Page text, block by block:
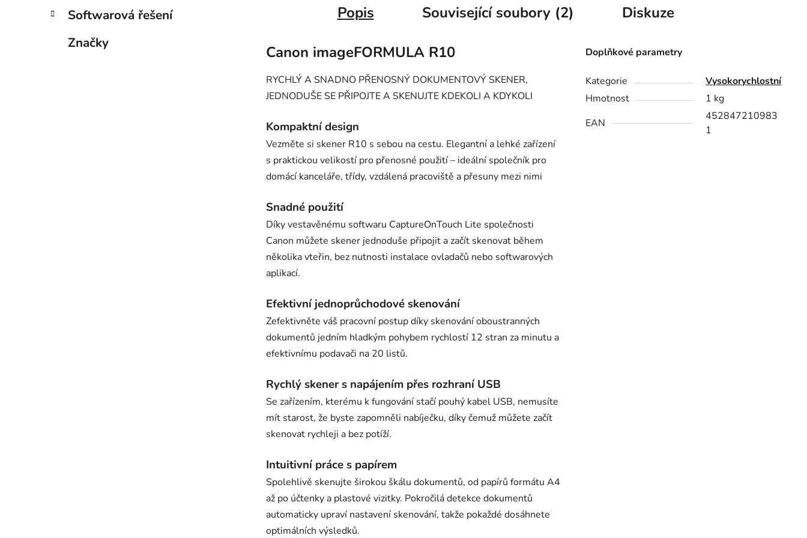
Softwarová řešení
Značky
Popis Související soubory (2) Diskuze
Canon imageFORMULA R10
RYCHLÝ A SNADNO PŘENOSNÝ DOKUMENTOVÝ SKENER,
JEDNODUŠE SE PŘIPOJTE A SKENUJTE KDEKOLI A KDYKOLI
Kompaktní design
Vezměte si skener R10 s sebou na cestu. Elegantní a lehké zařízení
s praktickou velikostí pro přenosné použití – ideální společník pro
domácí kanceláře, třídy, vzdálená pracoviště a přesuny mezi nimi
Snadné použití
Díky vestavěnému softwaru CaptureOnTouch Lite společnosti
Canon můžete skener jednoduše připojit a začít skenovat během
několika vteřin, bez nutnosti instalace ovladačů nebo softwarových
aplikací.
Efektivní jednoprůchodové skenování
Zefektivněte váš pracovní postup díky skenování oboustranných
dokumentů jedním hladkým pohybem rychlostí 12 stran za minutu a
efektivnímu podavači na 20 listů.
Rychlý skener s napájením přes rozhraní USB
Se zařízením, kterému k fungování stačí pouhý kabel USB, nemusíte
mít starost, že byste zapomněli nabíječku, díky čemuž můžete začít
skenovat rychleji a bez potíží.
Intuitivní práce s papírem
Spolehlivě skenujte širokou škálu dokumentů, od papírů formátu A4
až po účtenky a plastové vizitky. Pokročilá detekce dokumentů
automaticky upraví nastavení skenování, takže pokaždé dosáhnete
optimálních výsledků.
Doplňkové parametry
Kategorie
Vysokorychlostní
Hmotnost
1 kg
EAN
452847210983
1